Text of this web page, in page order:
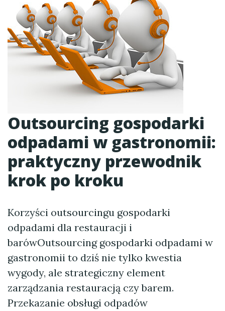
Outsourcing gospodarki
odpadami w gastronomii:
praktyczny przewodnik
krok po kroku
Korzyści outsourcingu gospodarki
odpadami dla restauracji i
barówOutsourcing gospodarki odpadami w
gastronomii to dziś nie tylko kwestia
wygody, ale strategiczny element
zarządzania restauracją czy barem.
Przekazanie obsługi odpadów